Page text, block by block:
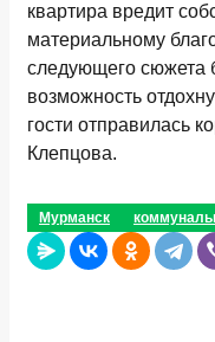
квартира вредит
материальному
следующего сюжета
возможность
гости отправилась
Клепцова.
Мурманск